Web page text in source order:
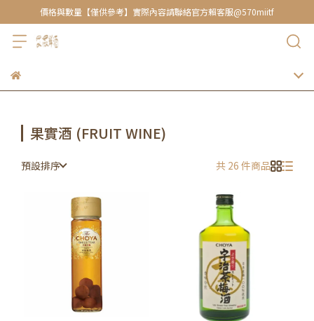
價格與數量【僅供參考】實際內容請聯絡官方賴客服@570miitf
果實酒 (FRUIT WINE)
預設排序 共 26 件商品